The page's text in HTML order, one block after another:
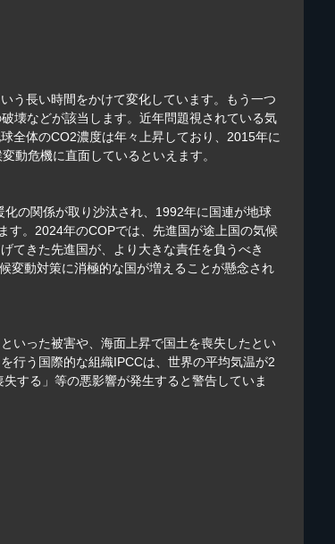
う長い時間をかけて変化しています。もう一つ
壊などが該当します。近年問題視されている気
全体のCO2濃度は年々上昇しており、2015年に
動危機に直面しているといえます。
の関係が取り沙汰され、1992年に国連が地球
す。2024年のCOPでは、先進国が途上国の気候
てきた先進国が、より大きな責任を負うべき
変動対策に消極的な国が増えることが懸念され
いった被害や、海面上昇で国土を喪失したとい
行う国際的な組織IPCCは、世界の平均気温が2
する」等の悪影響が発生すると警告していま